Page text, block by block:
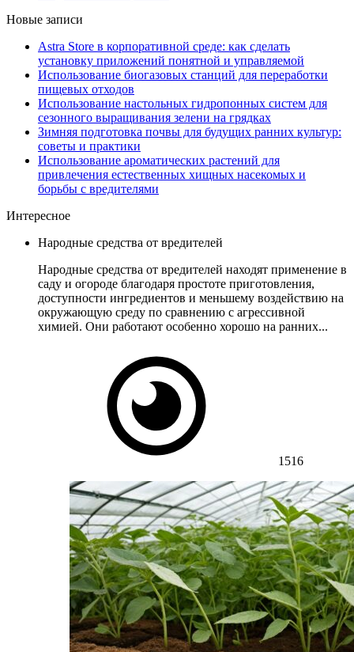
Новые записи
Astra Store в корпоративной среде: как сделать
установку приложений понятной и управляемой
Использование биогазовых станций для переработки
пищевых отходов
Использование настольных гидропонных систем для
сезонного выращивания зелени на грядках
Зимняя подготовка почвы для будущих ранних культур:
советы и практики
Использование ароматических растений для
привлечения естественных хищных насекомых и
борьбы с вредителями
Интересное
Народные средства от вредителей
Народные средства от вредителей находят применение в
саду и огороде благодаря простоте приготовления,
доступности ингредиентов и меньшему воздействию на
окружающую среду по сравнению с агрессивной
химией. Они работают особенно хорошо на ранних...
1516